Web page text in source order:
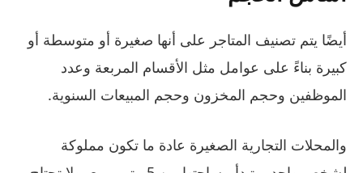
أيضًا يتم تصنيف المتاجر على أنها صغيرة أو متوسطة أو
كبيرة بناءً على عوامل مثل الأقسام المربعة وعدد
الموظفين وحجم المخزون وحجم المبيعات السنوية.
والمحلات التجارية الصغيرة عادة ما تكون مملوكة